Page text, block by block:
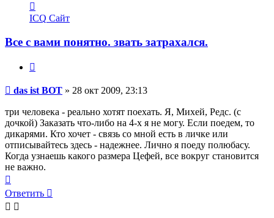
информация
пользователя
ist
ICQ Сайт
Все с вами понятно. звать затрахался.
Сообщение
das ist BOT » 28 окт 2009, 23:13
три человека - реально хотят поехать. Я, Михей, Редс. (с
дочкой) Заказать что-либо на 4-х я не могу. Если поедем, то
дикарями. Кто хочет - связь со мной есть в личке или
отписывайтесь здесь - надежнее. Лично я поеду полюбасу.
Когда узнаешь какого размера Цефей, все вокруг становится
не важно.
к
началу
Ответить